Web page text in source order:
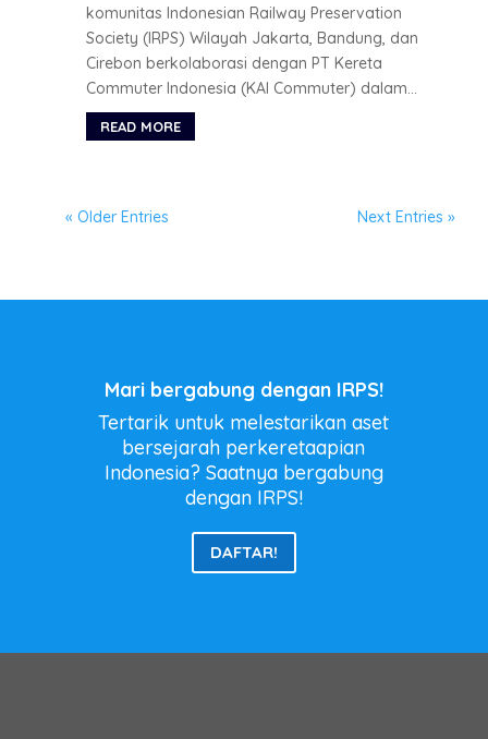
komunitas Indonesian Railway Preservation
Society (IRPS) Wilayah Jakarta, Bandung, dan
Cirebon berkolaborasi dengan PT Kereta
Commuter Indonesia (KAI Commuter) dalam...
READ MORE
« Older Entries Next Entries »
Mari bergabung dengan IRPS!
Tertarik untuk melestarikan aset
bersejarah perkeretaapian
Indonesia? Saatnya bergabung
dengan IRPS!
DAFTAR!